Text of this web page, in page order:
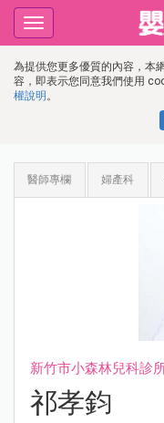
為提供您更多優質的內容，本
容，即表示您同意我們使用
權說明 。
Toggle
navigation
醫師專欄 婦產科
新竹市小森林兒科診
祁孝鈞